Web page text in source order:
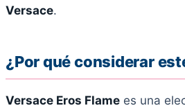
Versace.
¿Por qué considerar
Versace Eros Flame es una